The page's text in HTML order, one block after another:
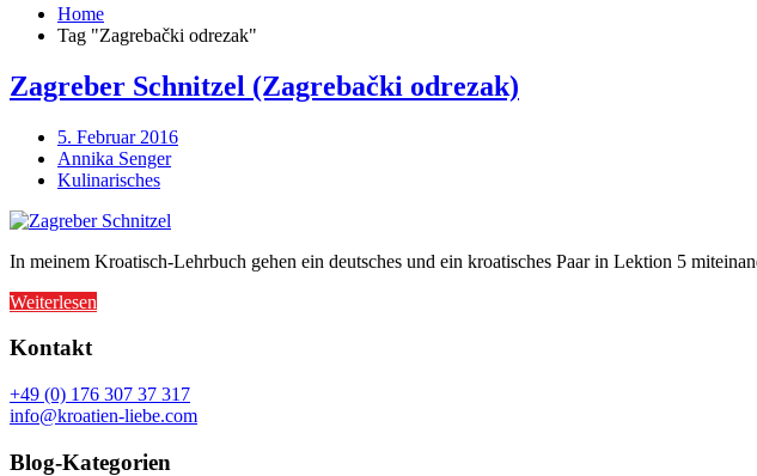
Home
Tag "Zagrebački odrezak"
Zagreber Schnitzel (Zagrebački odrezak)
5. Februar 2016
Annika Senger
Kulinarisches
In meinem Kroatisch-Lehrbuch gehen ein deutsches und ein kroatisches Paar in Lektion 5
Weiterlesen
Kontakt
+49 (0) 176 307 37 317
info@kroatien-liebe.com
Blog-Kategorien